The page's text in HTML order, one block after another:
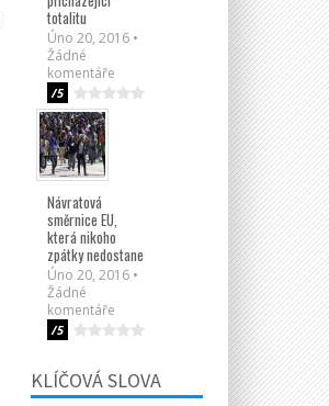
totalitu
Úno 20, 2016 •
Žádné
komentáře
/5
Návratová
směrnice EU,
která nikoho
zpátky nedostane
Úno 20, 2016 •
Žádné
komentáře
/5
KLÍČOVÁ SLOVA